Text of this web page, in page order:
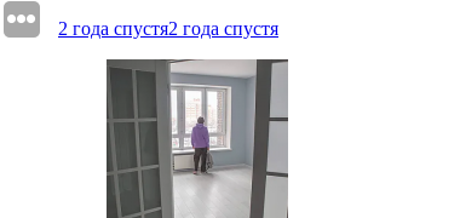
2 года спустя2 года спустя